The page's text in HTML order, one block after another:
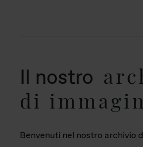
Il nostro
di
Benvenuti nel nostro archivio